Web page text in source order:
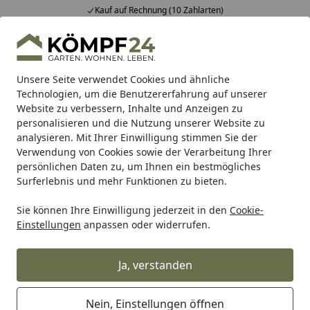
Unsere Seite verwendet Cookies und ähnliche
Technologien, um die Benutzererfahrung auf unserer
Website zu verbessern, Inhalte und Anzeigen zu
personalisieren und die Nutzung unserer Website zu
analysieren. Mit Ihrer Einwilligung stimmen Sie der
Verwendung von Cookies sowie der Verarbeitung Ihrer
persönlichen Daten zu, um Ihnen ein bestmögliches
Surferlebnis und mehr Funktionen zu bieten.
Sie können Ihre Einwilligung jederzeit in den Cookie-
Einstellungen anpassen oder widerrufen.
Ja, verstanden
Nein, Einstellungen öffnen
Kauf auf Rechnung (10 Zahlarten)
Alle Produkte
Mein Konto
Suchen
Startseite
Zaun Sichtschutzzaun BPC & WPC Sichtschutz Zäune
GroJa BPC-Steckzaunpfosten 10 x 10
inkl. Kappe
(1 Bewertung)